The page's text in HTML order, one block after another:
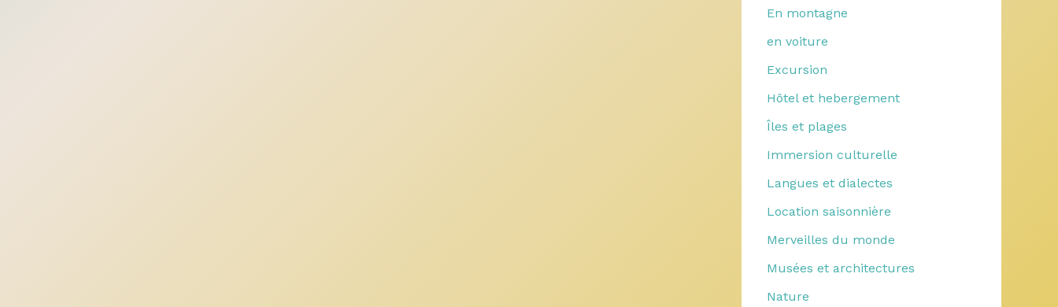
En montagne
en voiture
Excursion
Hôtel et hebergement
Îles et plages
Immersion culturelle
Langues et dialectes
Location saisonnière
Merveilles du monde
Musées et architectures
Nature